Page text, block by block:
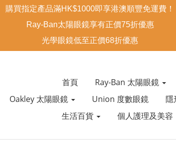
首頁 Ray-Ban 太陽眼鏡
Oakley 太陽眼鏡
Union 度數眼鏡 隱
生活百貨
個人護理及美容
購買指定產品滿HK$1000即享港澳順豐免運費！
Ray-Ban太陽眼鏡享有正價75折優惠
光學眼鏡低至正價68折優惠